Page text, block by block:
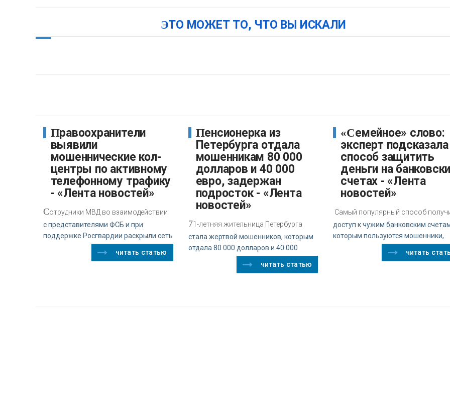
ЭТО МОЖЕТ ТО, ЧТО ВЫ ИСКАЛИ
Правоохранители
выявили
мошеннические кол-
центры по активному
телефонному трафику
- «Лента новостей»
Сотрудники МВД во взаимодействии
с представителями ФСБ и при
поддержке Росгвардии раскрыли сеть
читать статью
Пенсионерка из
Петербурга отдала
мошенникам 80 000
долларов и 40 000
евро, задержан
подросток - «Лента
новостей»
71-летняя жительница Петербурга
стала жертвой мошенников, которым
отдала 80 000 долларов и 40 000
читать статью
«Семейное» слово:
эксперт подсказала
способ защитить
деньги на
счетах - «Лента
новостей»
Самый популярный способ
доступ к чужим банковским
которым пользуются мошенники,
читать